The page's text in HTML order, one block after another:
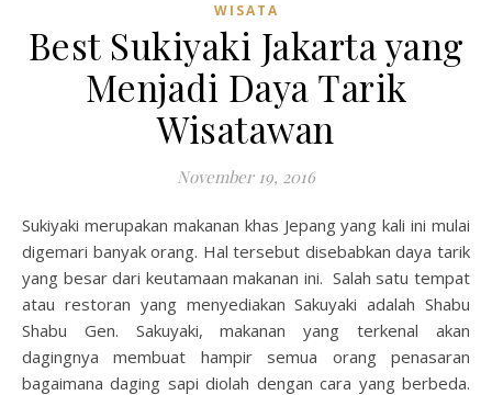
WISATA
Best Sukiyaki Jakarta yang
Menjadi Daya Tarik
Wisatawan
November 19, 2016
Sukiyaki merupakan makanan khas Jepang yang kali ini mulai
digemari banyak orang. Hal tersebut disebabkan daya tarik
yang besar dari keutamaan makanan ini. Salah satu tempat
atau restoran yang menyediakan Sakuyaki adalah Shabu
Shabu Gen. Sakuyaki, makanan yang terkenal akan
dagingnya membuat hampir semua orang penasaran
bagaimana daging sapi diolah dengan cara yang berbeda.